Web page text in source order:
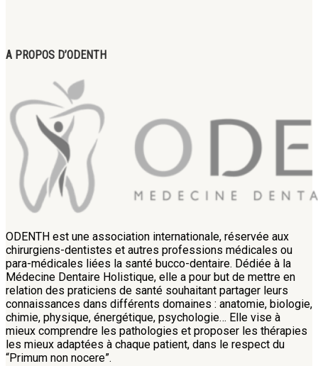
A PROPOS D’ODENTH
ODENTH est une association internationale, réservée aux
chirurgiens-dentistes et autres professions médicales ou
para-médicales liées la santé bucco-dentaire. Dédiée à la
Médecine Dentaire Holistique, elle a pour but de mettre en
relation des praticiens de santé souhaitant partager leurs
connaissances dans différents domaines : anatomie, biologie,
chimie, physique, énergétique, psychologie… Elle vise à
mieux comprendre les pathologies et proposer les thérapies
les mieux adaptées à chaque patient, dans le respect du
“Primum non nocere”.